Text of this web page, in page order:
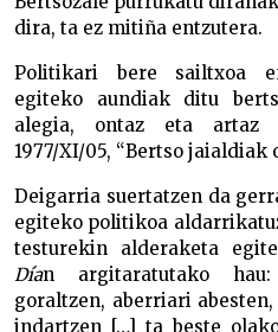
dira, ta ez mitiña entzutera.
Politikari bere sailtxoa
egiteko aundiak ditu
alegia, ontaz eta artaz
1977/XI/05, “Bertso jaialdiak
Deigarria suertatzen da
egiteko politikoa
testurekin alderaketa
Dían argitaratutako
goraltzen, aberriari abesten,
indartzen […] ta beste